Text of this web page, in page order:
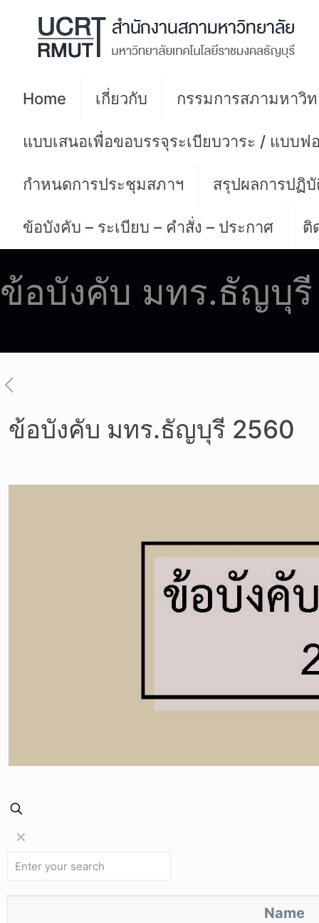
Home เกี่ยวกับ กรรมการสภามหาวิ
แบบเสนอเพื่อขอบรรจุระเบียบวาระ / แบบ
กำหนดการประชุมสภาฯ สรุปผลการปฏิ
ข้อบังคับ – ระเบียบ – คำสั่ง – ประกาศ ติ
ข้อบังคับ มทร.ธัญบุ
ข้อบังคับ มทร.ธัญบุรี 2560
✕
Name